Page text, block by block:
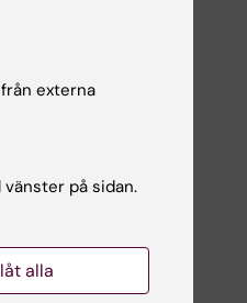
externa
på sidan.
alla